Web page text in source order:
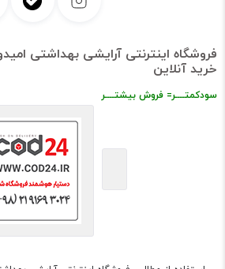
فروشگاه اینترنتی آرایشی بهداشتی
خرید آنلاین
سودکمتــــر= فروش بیشتــــر